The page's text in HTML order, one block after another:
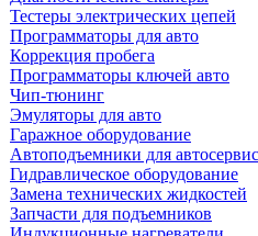
Тестеры электрических цепей
Программаторы для авто
Коррекция пробега
Программаторы ключей авто
Чип-тюнинг
Эмуляторы для авто
Гаражное оборудование
Автоподъемники для
Гидравлическое оборудование
Замена технических жидкостей
Запчасти для подъемников